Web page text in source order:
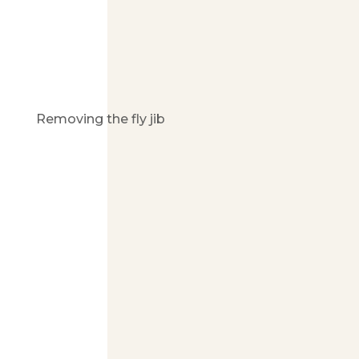
Removing the fly jib